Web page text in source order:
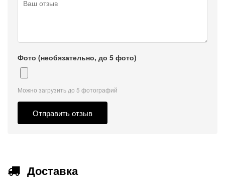
Фото (необязательно, до 5 фото)
Можно загрузить до 5 фотографий
Отправить отзыв
Доставка